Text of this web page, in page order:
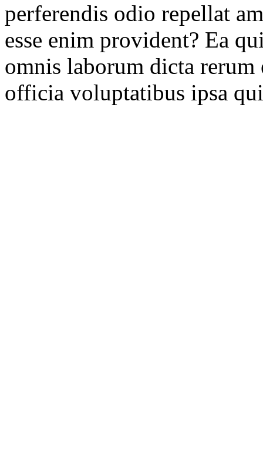
perferendis odio repellat
esse enim provident? Ea
omnis laborum dicta
officia voluptatibus ipsa